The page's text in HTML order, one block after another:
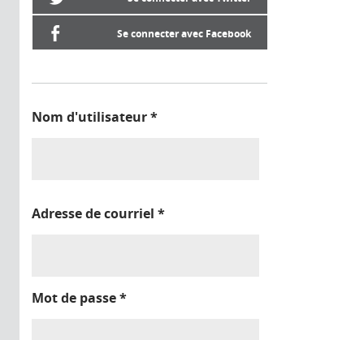
Se connecter avec Facebook
Nom d'utilisateur*
Adresse de courriel *
Mot de passe*